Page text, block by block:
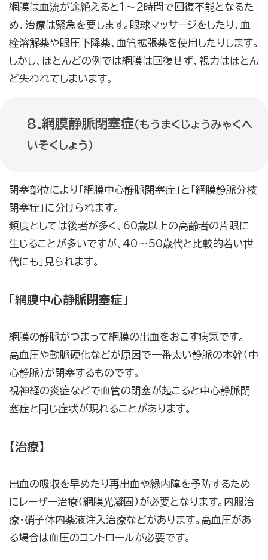
網膜は血流が途絶えると1～2時間で回復不能となるた
め、治療は緊急を要します。眼球マッサージをしたり、血
栓溶解薬や眼圧下降薬、血管拡張薬を使用したりします。
しかし、ほとんどの例では網膜は回復せず、視力はほとん
ど失われてしまいます。
8.網膜静脈閉塞症（もうまくじょうみゃくへ
いそくしょう）
閉塞部位により「網膜中心静脈閉塞症」と「網膜静脈分枝
閉塞症」に分けられます。
頻度としては後者が多く、60歳以上の高齢者の片眼に
生じることが多いですが、40～50歳代と比較的若い世
代にも」見られます。
「網膜中心静脈閉塞症」
網膜の静脈がつまって網膜の出血をおこす病気です。
高血圧や動脈硬化などが原因で一番太い静脈の本幹（中
心静脈）が閉塞するものです。
視神経の炎症などで血管の閉塞が起こると中心静脈閉
塞症と同じ症状が現れることがあります。
【治療】
出血の吸収を早めたり再出血や緑内障を予防するため
にレーザー治療（網膜光凝固）が必要となります。内服治
療・硝子体内薬液注入治療などがあります。高血圧があ
る場合は血圧のコントロールが必要です。